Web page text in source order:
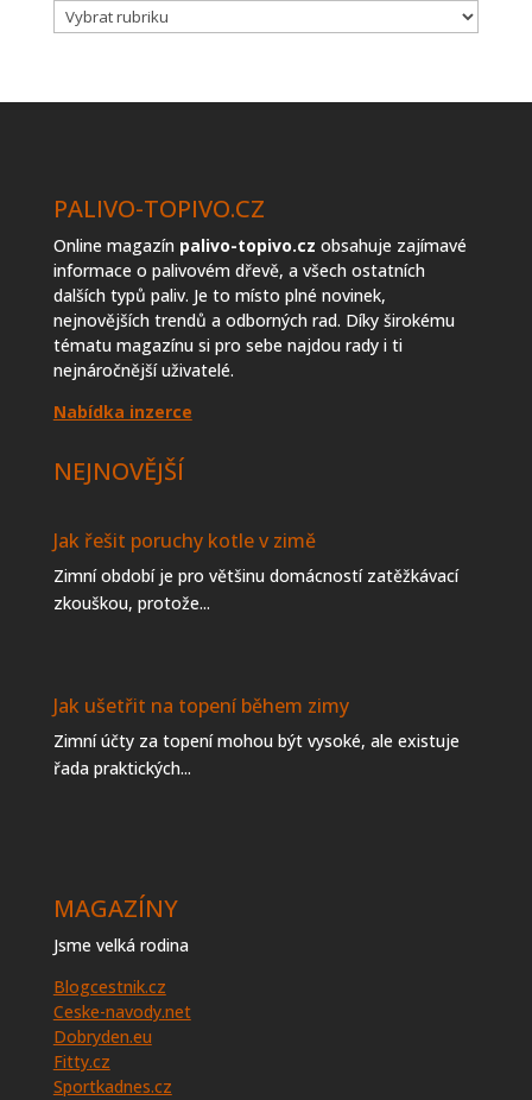
Lakality
prodejců
PALIVO-TOPIVO.CZ
Online magazín palivo-topivo.cz obsahuje zajímavé
informace o palivovém dřevě, a všech ostatních
dalších typů paliv. Je to místo plné novinek,
nejnovějších trendů a odborných rad. Díky širokému
tématu magazínu si pro sebe najdou rady i ti
nejnáročnější uživatelé.
Nabídka inzerce
NEJNOVĚJŠÍ
Jak řešit poruchy kotle v zimě
Zimní období je pro většinu domácností zatěžkávací
zkouškou, protože...
Jak ušetřit na topení během zimy
Zimní účty za topení mohou být vysoké, ale existuje
řada praktických...
MAGAZÍNY
Jsme velká rodina
Blogcestnik.cz
Ceske-navody.net
Dobryden.eu
Fitty.cz
Sportkadnes.cz